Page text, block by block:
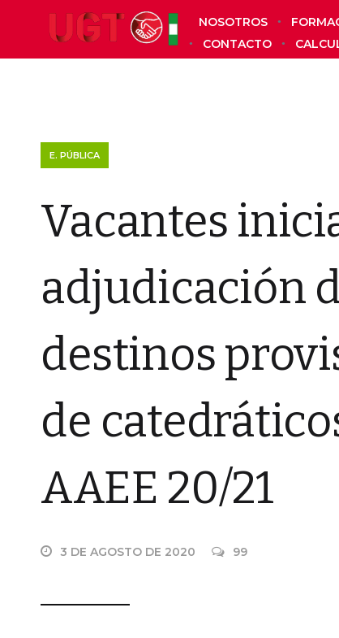
NOSOTROS
CONTACTO
E. PÚBLICA
Vacantes
adjudicación
destinos
de
AAEE 20/21
3 DE AGOSTO DE 2020 99